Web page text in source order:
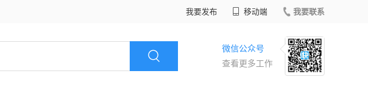
我要发布 移动端 我要联系
微信公众号
查看更多工作